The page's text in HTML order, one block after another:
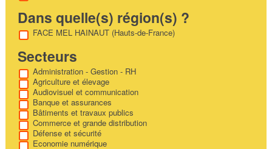
Dans quelle(s) région(s) ?
FACE MEL HAINAUT (Hauts-de-France)
Secteurs
Administration - Gestion - RH
Agriculture et élevage
Audiovisuel et communication
Banque et assurances
Bâtiments et travaux publics
Commerce et grande distribution
Défense et sécurité
Economie numérique